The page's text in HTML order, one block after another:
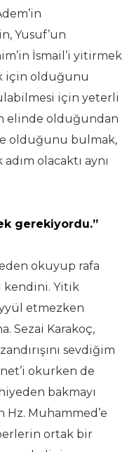
Yusuf’un
İsmail’i yitirmek
için olduğunu
için yeterli
elinde olduğundan
olduğunu bulmak,
olacaktı aynı
gerekiyordu.”
okuyup rafa
kendini. Yitik
etmezken
Sezai Karakoç,
sevdiğim
okurken de
bakmayı
Hz. Muhammed’e
ortak bir